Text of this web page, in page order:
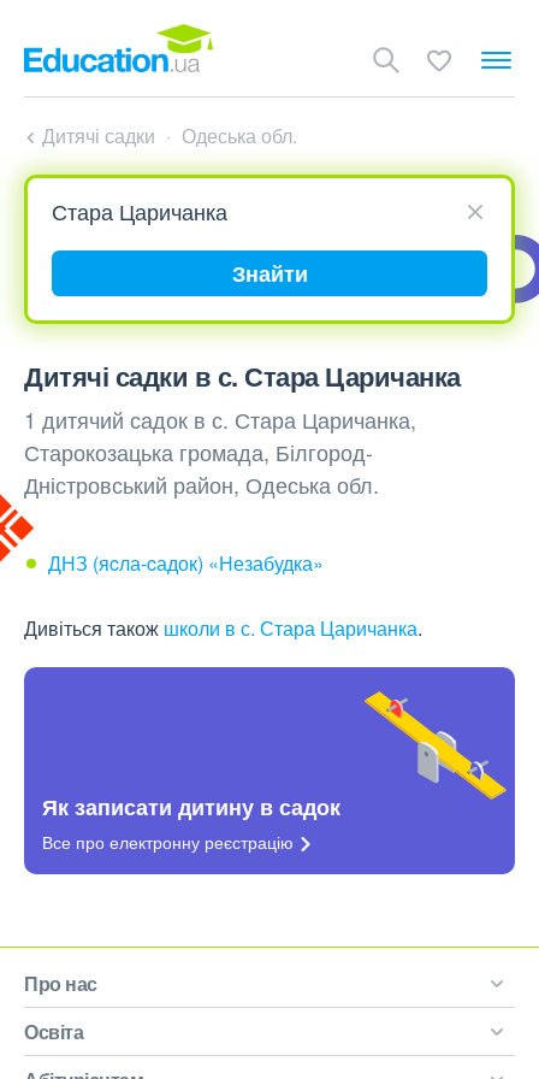
Дитячі садки Одеська обл.
Знайти
Дитячі садки в с. Стара Царичанка
1 дитячий садок в с. Стара Царичанка,
Старокозацька громада, Білгород-
Дністровський район, Одеська обл.
ДНЗ (яcла-cадок) «Незабудка»
Дивіться також школи в с. Стара Царичанка.
Як записати дитину в садок
Все про електронну реєстрацію
Про нас
Освіта